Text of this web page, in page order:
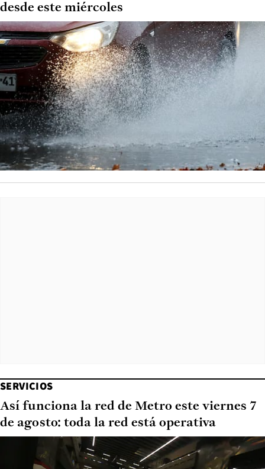
desde este miércoles
SERVICIOS
Así funciona la red de Metro este viernes 7
de agosto: toda la red está operativa